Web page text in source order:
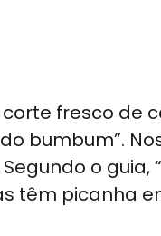
fresco de
bumbum”. Nos
o guia,
têm picanha